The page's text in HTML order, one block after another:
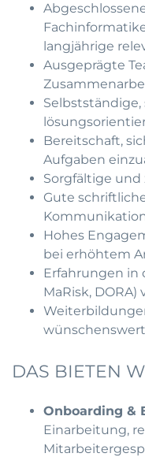
langjährige
Ausgeprägte
Bereitschaft,
Aufgaben
Sorgfältige und
Gute
Hohes
bei erhöhtem
Erfahrungen in
MaRisk, DORA)
wünschenswert
DAS BIETEN
Onboarding &
Einarbeitung,